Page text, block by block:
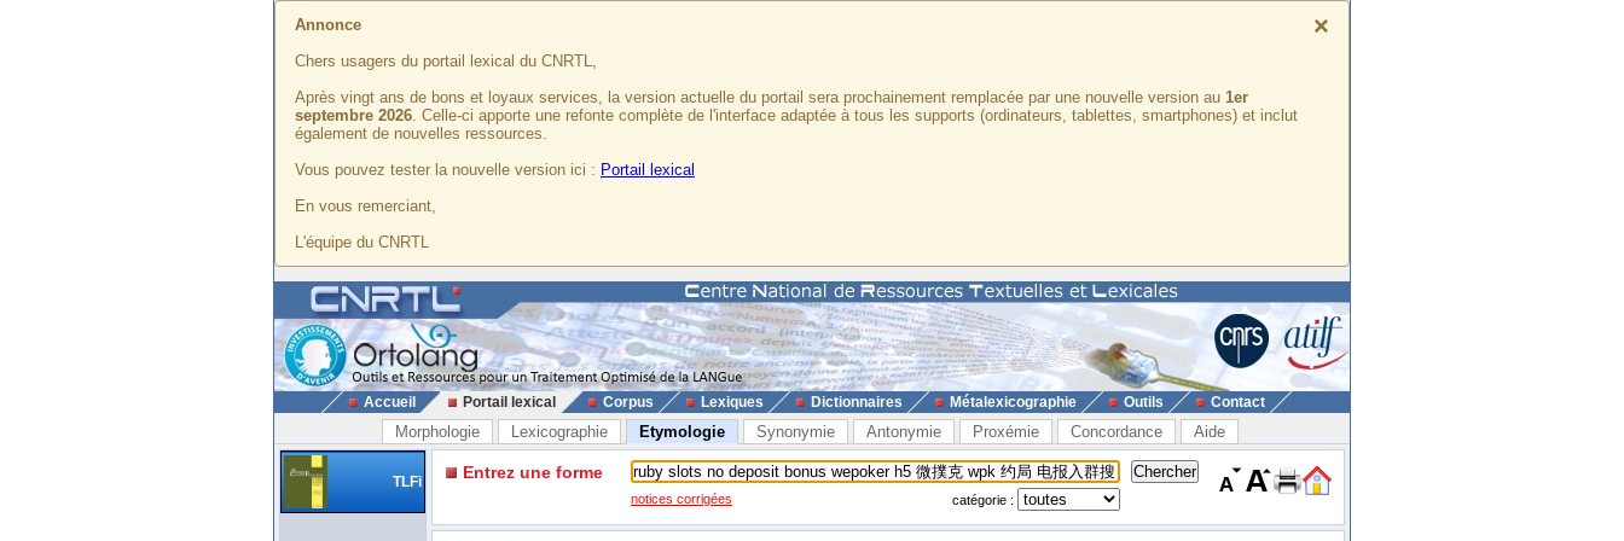
×
Annonce
Chers usagers du portail lexical du CNRTL,
Après vingt ans de bons et loyaux services, la version actuelle du portail sera prochainement remplacée par une nouvelle version au 1er
septembre 2026. Celle-ci apporte une refonte complète de l'interface adaptée à tous les supports (ordinateurs, tablettes, smartphones) et inclut
également de nouvelles ressources.
Vous pouvez tester la nouvelle version ici : Portail lexical
En vous remerciant,
L'équipe du CNRTL
Accueil Portail lexical Corpus Lexiques Dictionnaires Métalexicographie Outils Contact
Morphologie Lexicographie Etymologie Synonymie Antonymie Proxémie Concordance Aide
TLFi Entrez une forme
notices corrigées catégorie :